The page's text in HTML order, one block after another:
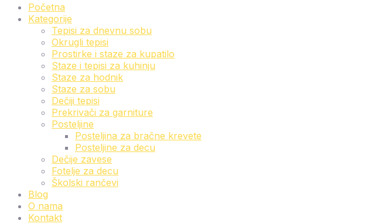
Početna
Kategorije
Tepisi za dnevnu sobu
Okrugli tepisi
Prostirke i staze za kupatilo
Staze i tepisi za kuhinju
Staze za hodnik
Staze za sobu
Dečiji tepisi
Prekrivači za garniture
Posteljine
Posteljina za bračne krevete
Posteljine za decu
Dečije zavese
Fotelje za decu
Školski rančevi
Blog
O nama
Kontakt